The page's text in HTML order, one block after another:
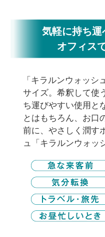
気軽に持ち
オフィス
「キラルンウォッシ
サイズ。希釈して使
ち運びやすい使用と
とはもちろん、お口
前に、やさしく潤す
ュ「キラルンウォッ